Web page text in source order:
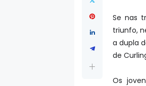
Se nas
triunfo,
a dupla
de
Os